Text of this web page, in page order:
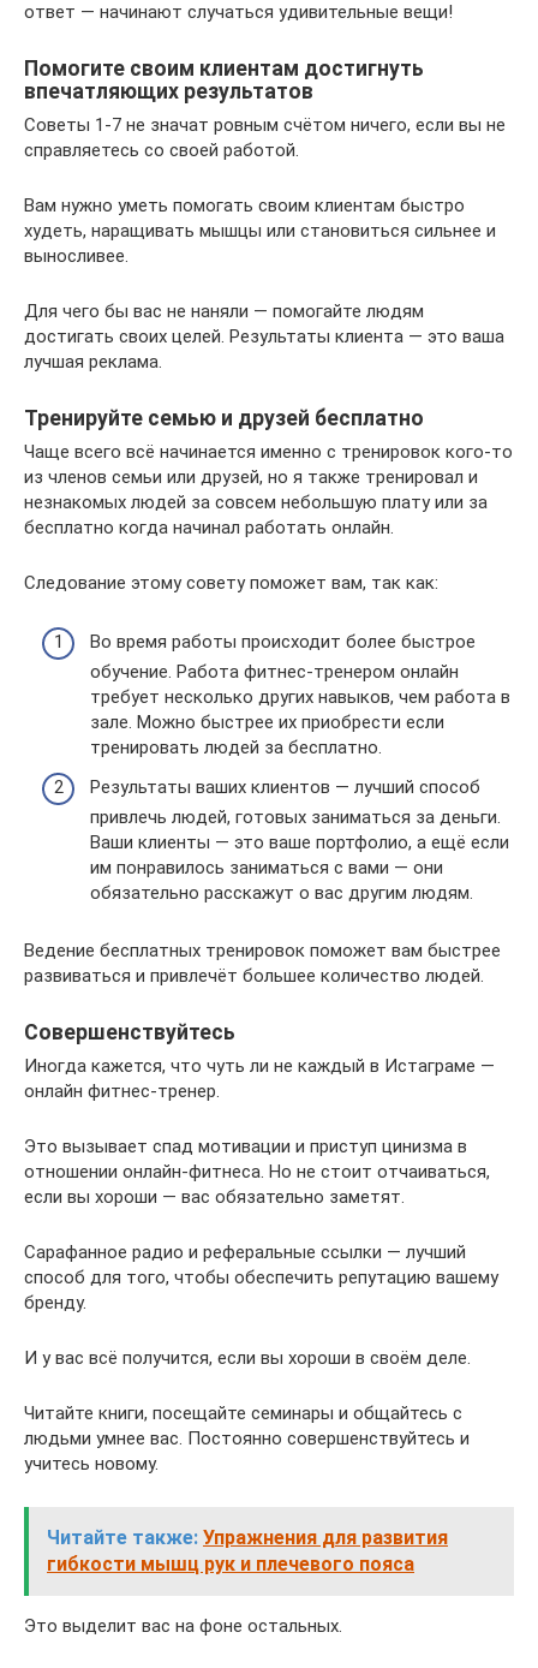
ответ — начинают случаться удивительные вещи!
Помогите своим клиентам достигнуть
впечатляющих результатов
Советы 1-7 не значат ровным счётом ничего, если вы не
справляетесь со своей работой.
Вам нужно уметь помогать своим клиентам быстро
худеть, наращивать мышцы или становиться сильнее и
выносливее.
Для чего бы вас не наняли — помогайте людям
достигать своих целей. Результаты клиента — это ваша
лучшая реклама.
Тренируйте семью и друзей бесплатно
Чаще всего всё начинается именно с тренировок кого-то
из членов семьи или друзей, но я также тренировал и
незнакомых людей за совсем небольшую плату или за
бесплатно когда начинал работать онлайн.
Следование этому совету поможет вам, так как:
Во время работы происходит более быстрое
обучение. Работа фитнес-тренером онлайн
требует несколько других навыков, чем работа в
зале. Можно быстрее их приобрести если
тренировать людей за бесплатно.
Результаты ваших клиентов — лучший способ
привлечь людей, готовых заниматься за деньги.
Ваши клиенты — это ваше портфолио, а ещё если
им понравилось заниматься с вами — они
обязательно расскажут о вас другим людям.
Ведение бесплатных тренировок поможет вам быстрее
развиваться и привлечёт большее количество людей.
Совершенствуйтесь
Иногда кажется, что чуть ли не каждый в Истаграме —
онлайн фитнес-тренер.
Это вызывает спад мотивации и приступ цинизма в
отношении онлайн-фитнеса. Но не стоит отчаиваться,
если вы хороши — вас обязательно заметят.
Сарафанное радио и реферальные ссылки — лучший
способ для того, чтобы обеспечить репутацию вашему
бренду.
И у вас всё получится, если вы хороши в своём деле.
Читайте книги, посещайте семинары и общайтесь с
людьми умнее вас. Постоянно совершенствуйтесь и
учитесь новому.
Читайте также: Упражнения для развития
гибкости мышц рук и плечевого пояса
Это выделит вас на фоне остальных.